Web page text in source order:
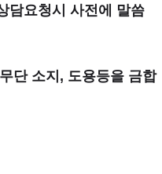
담요청시 사전에 말씀
단 소지, 도용등을 금합